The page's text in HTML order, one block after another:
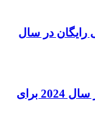
رایگان در سال
بهترین برنامه های دانلود انیمه در سال 2024 برای